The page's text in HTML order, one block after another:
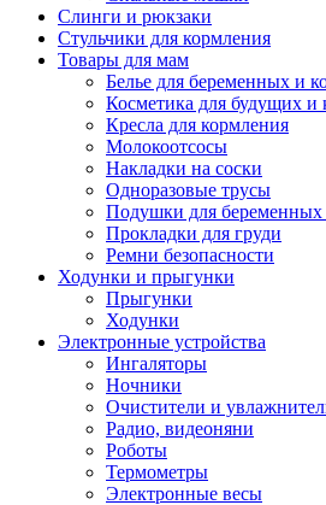
Слинги и рюкзаки
Стульчики для кормления
Товары для мам
Белье для беременных и
Косметика для будущих
Кресла для кормления
Молокоотсосы
Накладки на соски
Одноразовые трусы
Подушки для
Прокладки для груди
Ремни безопасности
Ходунки и прыгунки
Прыгунки
Ходунки
Электронные устройства
Ингаляторы
Ночники
Очистители и
Радио, видеоняни
Роботы
Термометры
Электронные весы